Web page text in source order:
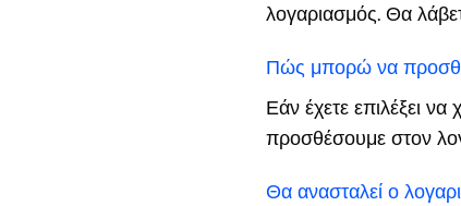
λογαριασμός. Θα
Πώς μπορώ να
Εάν έχετε επιλέξει
προσθέσουμε στον
Θα ανασταλεί ο